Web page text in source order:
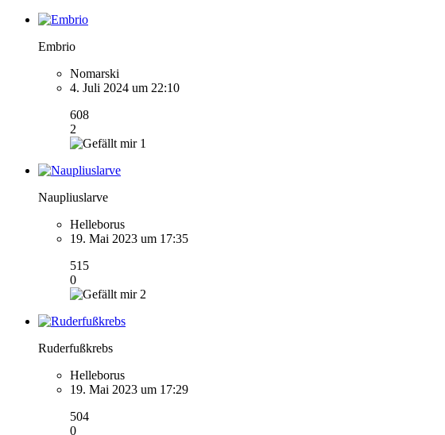
Embrio
Nomarski
4. Juli 2024 um 22:10
608
2
1
Naupliuslarve
Helleborus
19. Mai 2023 um 17:35
515
0
2
Ruderfußkrebs
Helleborus
19. Mai 2023 um 17:29
504
0